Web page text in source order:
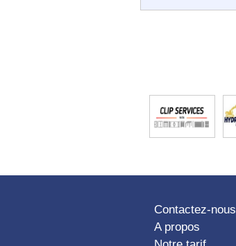
Contactez-nous
A propos